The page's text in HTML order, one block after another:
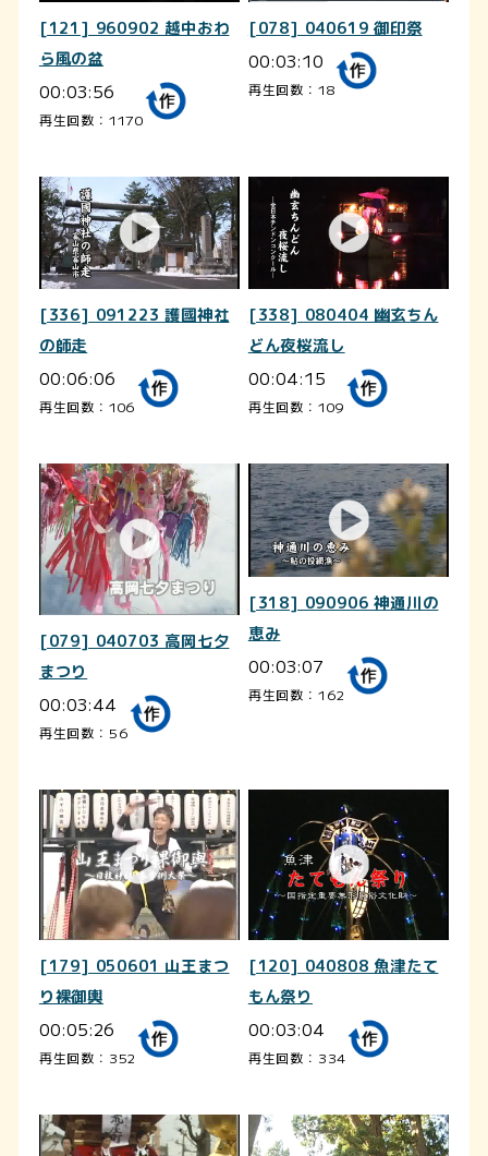
[121] 960902 越中おわ
ら風の盆
00:03:56
再生回数：1170
[078] 040619 御印祭
00:03:10
再生回数：18
[336] 091223 護國神社
の師走
00:06:06
再生回数：106
[338] 080404 幽玄ちん
どん夜桜流し
00:04:15
再生回数：109
[079] 040703 高岡七夕
まつり
00:03:44
再生回数：56
[318] 090906 神通川の
恵み
00:03:07
再生回数：162
[179] 050601 山王まつ
り裸御輿
00:05:26
再生回数：352
[120] 040808 魚津たて
もん祭り
00:03:04
再生回数：334